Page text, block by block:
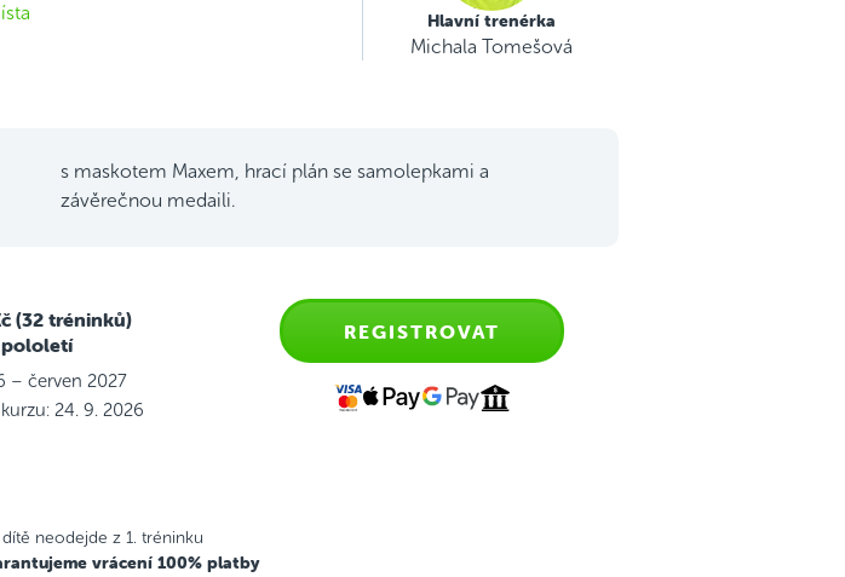
Hlavní trenérka
Michala Tomešová
s maskotem Maxem, hrací plán se samolepkami a
závěrečnou medaili.
(32 tréninků)
pololetí
– červen 2027
24. 9. 2026
REGISTROVAT
neodejde z 1. tréninku
vrácení 100% platby